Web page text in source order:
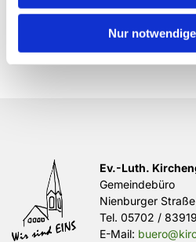
Nur
Ev.-Luth.
Gemeindebüro
Nienburger
Tel. 05702 /
E-Mail: